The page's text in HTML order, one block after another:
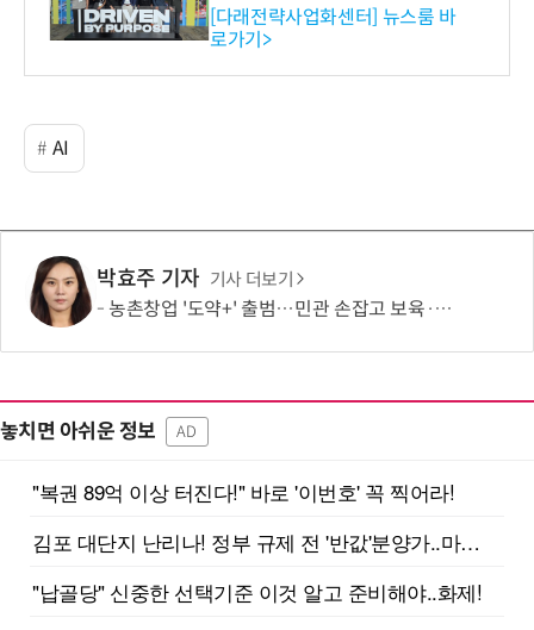
와의 비즈니스 미팅 지원…K
-바이오 해외 진출 교두보 확
보
[다래전략사업화센터] 뉴스룸 바
로가기>
AI
박효주 기자 기사 더보기
농촌창업 '도약+' 출범…민관 손잡고 보육·판로 지원
놓치면 아쉬운 정보 AD